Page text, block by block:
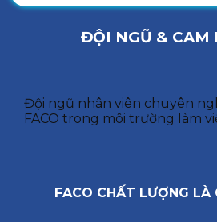
ĐỘI NGŨ & CAM
Đội ngũ nhân viên chuyên
FACO trong môi trường làm
FACO CHẤT LƯỢNG LÀ